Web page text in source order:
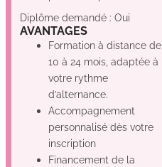
Diplôme demandé : Oui
AVANTAGES
Formation à distance de
10 à 24 mois, adaptée à
votre rythme
d’alternance.
Accompagnement
personnalisé dès votre
inscription
Financement de la